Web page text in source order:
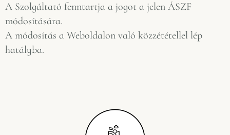
A Szolgáltató fenntartja a jogot a jelen ÁSZF
módosítására.
A módosítás a Weboldalon való közzététellel lép
hatályba.